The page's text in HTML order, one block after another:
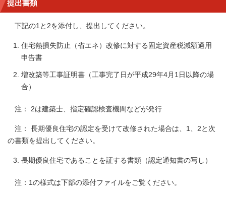
提出書類
下記の1と2を添付し、提出してください。
住宅熱損失防止（省エネ）改修に対する固定資産税減額適用
申告書
増改築等工事証明書（工事完了日が平成29年4月1日以降の場
合）
注： 2は建築士、指定確認検査機間などが発行
注： 長期優良住宅の認定を受けて改修された場合は、1、2と次
の書類を提出してください。
長期優良住宅であることを証する書類（認定通知書の写し）
注：1の様式は下部の添付ファイルをご覧ください。